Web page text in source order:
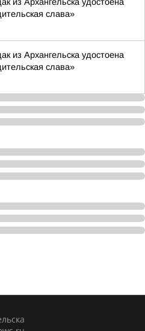
слава»
из Архангельска удостоена
слава»